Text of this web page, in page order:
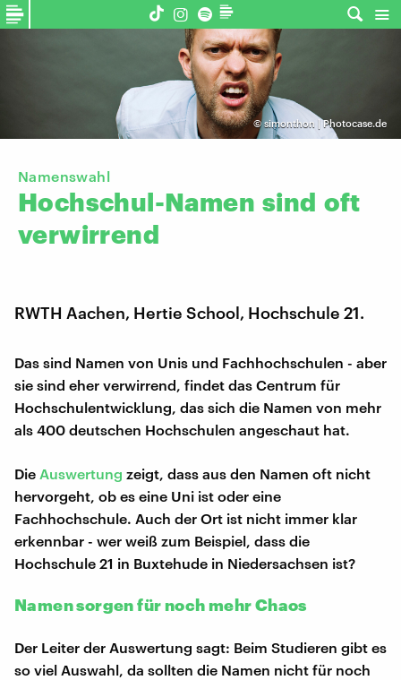
©simonthon | Photocase.de
Namenswahl
Hochschul-Namen sind oft
verwirrend
RWTH Aachen, Hertie School, Hochschule 21.
Das sind Namen von Unis und Fachhochschulen - aber
sie sind eher verwirrend, findet das Centrum für
Hochschulentwicklung, das sich die Namen von mehr
als 400 deutschen Hochschulen angeschaut hat.
Die Auswertung zeigt, dass aus den Namen oft nicht
hervorgeht, ob es eine Uni ist oder eine
Fachhochschule. Auch der Ort ist nicht immer klar
erkennbar - wer weiß zum Beispiel, dass die
Hochschule 21 in Buxtehude in Niedersachsen ist?
Namen sorgen für noch mehr Chaos
Der Leiter der Auswertung sagt: Beim Studieren gibt es
so viel Auswahl, da sollten die Namen nicht für noch